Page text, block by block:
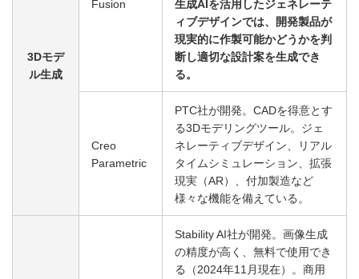
3Dモデ
ル生成
Fusion
生成AIを活用したジェネレーテ
ィブデザインでは、開発製品が
現実的に作製可能かどうかを判
断し適切な設計案を生成でき
る。
Creo
Parametric
PTC社が開発。CADを得意とす
る3Dモデリングツール。ジェ
ネレーティブデザイン、リアル
タイムシミュレーション、拡張
現実（AR）、付加製造など
様々な機能を備えている。
Stability AI社が開発。画像生成
の精度が高く、無料で使用でき
る（2024年11月現在）。商用